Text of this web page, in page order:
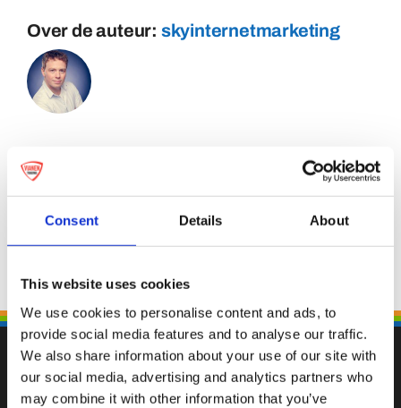
Consent Details About
This website uses cookies
We use cookies to personalise content and ads, to
provide social media features and to analyse our traffic.
We also share information about your use of our site with
our social media, advertising and analytics partners who
may combine it with other information that you’ve
Over de auteur: skyinternetmarketing